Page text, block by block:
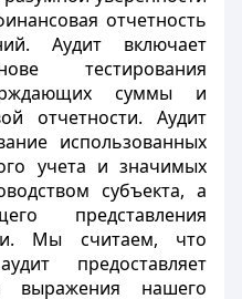
отчетность
Аудит включает
тестирования
суммы и
отчетности. Аудит
использованных
учета и значимых
субъекта, а
представления
Мы считаем, что
предоставляет
выражения нашего